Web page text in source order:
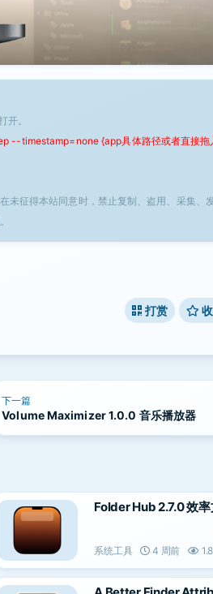
开。
--timestamp=none {app具体路径或者直接拖
未征得本站同意时，禁止复制、盗用、采集、
打赏
下一篇
Volume Maximizer 1.0.0 音乐播放器
Folder Hub 2.7.0 效
系统工具 4 周前